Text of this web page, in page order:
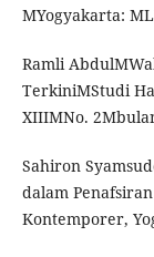
MYogyakarta:
Ramli
TerkiniMStudi
XIIIMNo.
Sahiron
dalam
Kontemporer,